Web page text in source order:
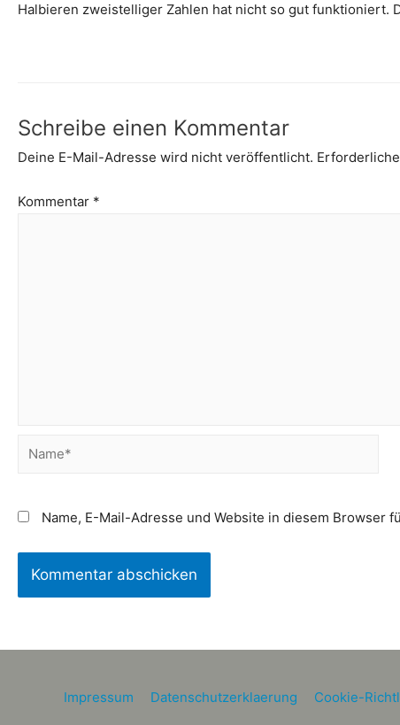
Halbieren zweistelliger Zahlen hat nicht so gut funktioniert.
Schreibe einen Kommentar
Deine E-Mail-Adresse wird nicht veröffentlicht.
Kommentar *
Name, E-Mail-Adresse und Website in diesem Browser
Impressum Datenschutzerklaerung Cookie-